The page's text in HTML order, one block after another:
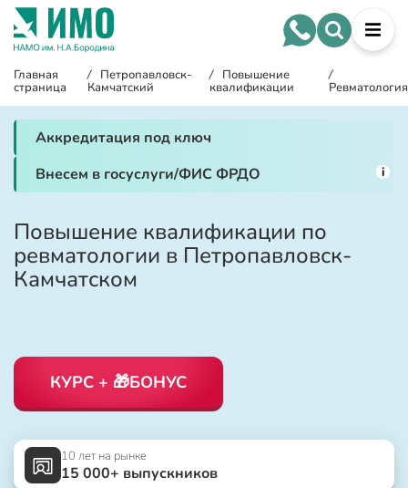
Главная
страница
/ Петропавловск-
Камчатский
/ Повышение
квалификации
/
Ревматология
Аккредитация под ключ
Внесем в госуслуги/ФИС ФРДО
i
Повышение квалификации по
ревматологии в Петропавловск-
Камчатском
КУРС + 🎁БОНУС
10 лет на рынке
15 000+ выпускников